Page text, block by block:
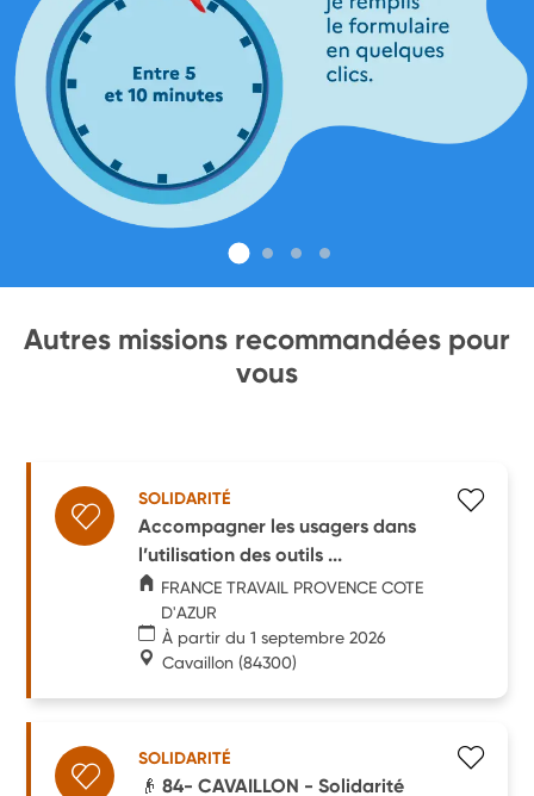
Autres missions recommandées pour
vous
SOLIDARITÉ
Accompagner les usagers dans
l’utilisation des outils ...
FRANCE TRAVAIL PROVENCE COTE
D'AZUR
À partir du 1 septembre 2026
Cavaillon (84300)
SOLIDARITÉ
👴 84- CAVAILLON - Solidarité